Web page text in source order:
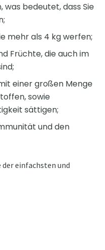
was bedeutet, dass Sie
mehr als 4 kg werfen;
Früchte, die auch im
einer großen Menge
sowie
sättigen;
und den
einfachsten und